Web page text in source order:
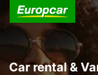
Car rental &